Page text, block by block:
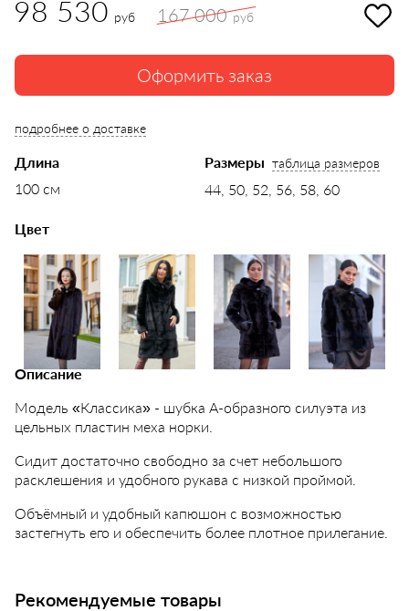
98 530 руб 167 000 руб
Оформить заказ
подробнее о доставке
Длина
100 см
Размеры таблица размеров
44, 50, 52, 56, 58, 60
Цвет
Описание
Модель «Классика» - шубка А-образного силуэта из
цельных пластин меха норки.
Сидит достаточно свободно за счет небольшого
расклешения и удобного рукава с низкой проймой.
Объёмный и удобный капюшон с возможностью
застегнуть его и обеспечить более плотное прилегание.
Рекомендуемые товары